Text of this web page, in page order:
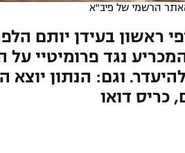
הרשמי של פיב"א
ראשון בעידן יותם
המכריע נגד פרומיטיי
וגם: הנתון יוצא
כריס דואו